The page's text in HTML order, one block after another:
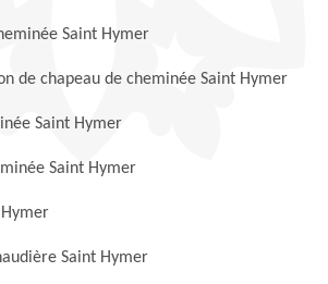
Saint Hymer
de chapeau de cheminée Saint Hymer
Saint Hymer
Saint Hymer
Saint Hymer